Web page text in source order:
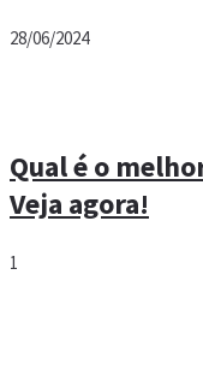
02/05/2024
Conheça os
mais raros do